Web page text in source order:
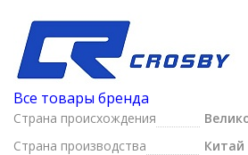
Все товары бренда
Страна происхождения
Страна производства
Китай